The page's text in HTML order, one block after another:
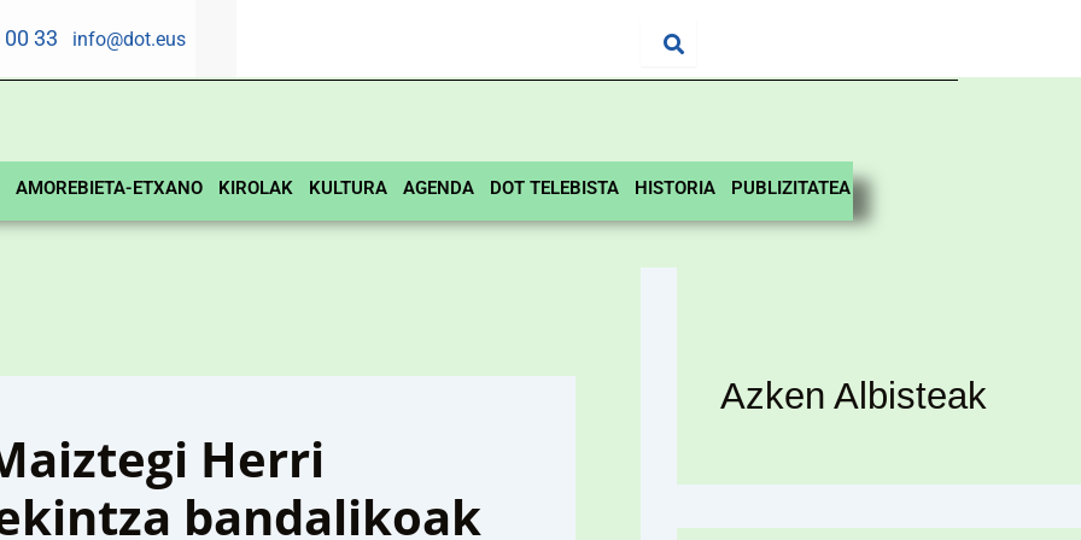
00 33 info@dot.eus
AMOREBIETA-ETXANO KIROLAK KULTURA AGENDA DOT TELEBISTA HISTORIA PUBLIZITATEA
Herri
bandalikoak
Azken Albisteak